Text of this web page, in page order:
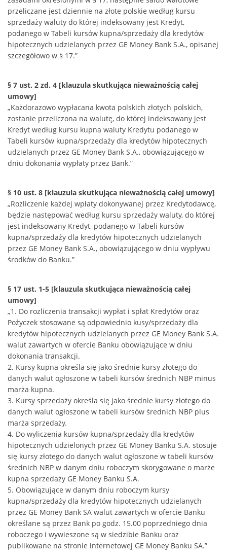
przeliczane jest dziennie na złote polskie według kursu
sprzedaży waluty do której indeksowany jest Kredyt,
podanego w Tabeli kursów kupna/sprzedaży dla kredytów
hipotecznych udzielanych przez GE Money Bank S.A., opisanej
szczegółowo w § 17.”
§ 7 ust. 2 zd. 4 [klauzula skutkująca nieważnością całej
umowy]
„Każdorazowo wypłacana kwota polskich złotych polskich,
zostanie przeliczona na walutę, do której indeksowany jest
Kredyt według kursu kupna waluty Kredytu podanego w
Tabeli kursów kupna/sprzedaży dla kredytów hipotecznych
udzielanych przez GE Money Bank S.A., obowiązującego w
dniu dokonania wypłaty przez Bank.”
§ 10 ust. 8 [klauzula skutkująca nieważnością całej umowy]
„Rozliczenie każdej wpłaty dokonywanej przez Kredytodawcę,
będzie następować według kursu sprzedaży waluty, do której
jest indeksowany Kredyt, podanego w Tabeli kursów
kupna/sprzedaży dla kredytów hipotecznych udzielanych
przez GE Money Bank S.A., obowiązującego w dniu wypływu
środków do Banku.”
§ 17 ust. 1-5 [klauzula skutkująca nieważnością całej
umowy]
„1. Do rozliczenia transakcji wypłat i spłat Kredytów oraz
Pożyczek stosowane są odpowiednio kusy/sprzedaży dla
kredytów hipotecznych udzielanych przez GE Money Bank S.A.
walut zawartych w ofercie Banku obowiązujące w dniu
dokonania transakcji.
2. Kursy kupna określa się jako średnie kursy złotego do
danych walut ogłoszone w tabeli kursów średnich NBP minus
marża kupna.
3. Kursy sprzedaży określa się jako średnie kursy złotego do
danych walut ogłoszone w tabeli kursów średnich NBP plus
marża sprzedaży.
4. Do wyliczenia kursów kupna/sprzedaży dla kredytów
hipotecznych udzielonych przez GE Money Banku S.A. stosuje
się kursy złotego do danych walut ogłoszone w tabeli kursów
średnich NBP w danym dniu roboczym skorygowane o marże
kupna sprzedaży GE Money Banku S.A.
5. Obowiązujące w danym dniu roboczym kursy
kupna/sprzedaży dla kredytów hipotecznych udzielanych
przez GE Money Bank SA walut zawartych w ofercie Banku
określane są przez Bank po godz. 15.00 poprzedniego dnia
roboczego i wywieszone są w siedzibie Banku oraz
publikowane na stronie internetowej GE Money Banku SA.”